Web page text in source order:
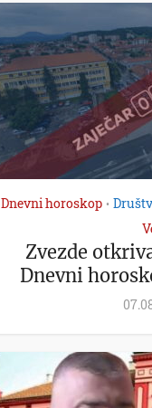
Dnevni horoskop •
Zvezde
Dnevni